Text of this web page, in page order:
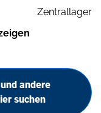
Zentrallager
andere
suchen